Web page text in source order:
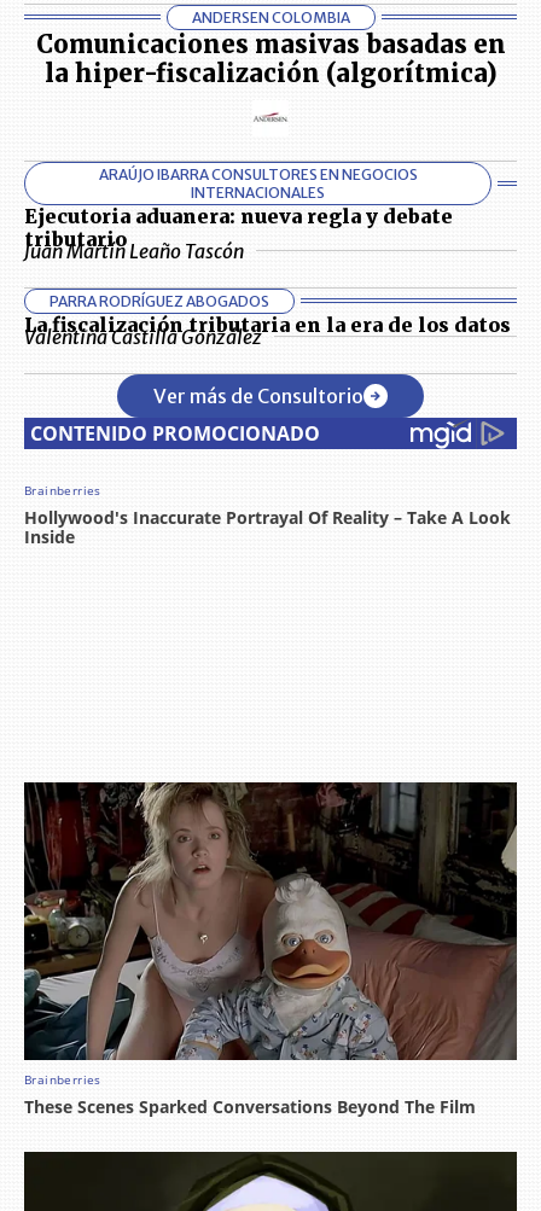
ANDERSEN COLOMBIA
Comunicaciones masivas basadas en
la hiper-fiscalización (algorítmica)
ARAÚJO IBARRA CONSULTORES EN NEGOCIOS
INTERNACIONALES
Ejecutoria aduanera: nueva regla y debate
tributario
Juan Martín Leaño Tascón
PARRA RODRÍGUEZ ABOGADOS
La fiscalización tributaria en la era de los datos
Valentina Castilla González
Ver más de Consultorio